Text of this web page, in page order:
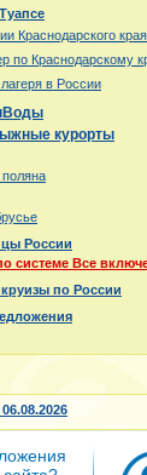
Краснодарского края
по Краснодарскому
в России
курорты
поляна
России
системе Все
по России